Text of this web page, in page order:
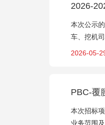
2026-
本次公示
车、挖机
2026-05-
PBC-覆
本次招标
业务范围